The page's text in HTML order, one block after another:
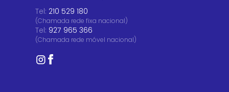
Tel: 210 529 180
(Chamada rede fixa nacional)
Tel: 927 965 366
(Chamada rede móvel nacional)